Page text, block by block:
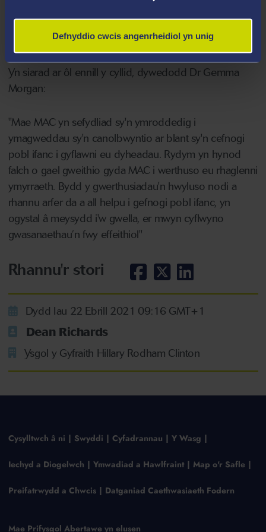
Defnyddio cwcis angenrheidiol yn unig
effaith y rhaglenni ymyrraeth ar bobl ifanc a'u
teuluoedd sydd wedi ymgysylltu â'r rhaglenni.
Yn siarad ar ôl ennill y cyllid, dywedodd Dr Gemma
Morgan:
"Mae MAC yn sefydliad sy'n ymroddedig i
ymagweddau sy'n canolbwyntio ar blant sy'n cefnogi
pobl ifanc i gyflawni eu dyheadau. Rydym yn hynod
falch o gael gweithio gyda MAC i werthuso eu rhaglenni
ymyrraeth. Bydd y gwerthusiadau'n hwyluso nodi a
rhannu arfer da a all helpu i gefnogi pobl ifanc, yn
ogystal â meysydd i'w gwella, er mwyn cyflwyno
gwasanaethau’n fwy effeithiol"
Rhannu'r stori
Dydd Iau 22 Ebrill 2021 09:16 GMT+1
Dean Richards
Ysgol y Gyfraith Hillary Rodham Clinton
Cysylltwch â ni Swyddi Cyfadrannau Y Wasg
Iechyd a Diogelwch Ymwadiad a Hawlfraint Map o'r Safle
Preifatrwydd a Chwcis Datganiad Caethwasiaeth Fodern
Mae Prifysgol Abertawe yn elusen